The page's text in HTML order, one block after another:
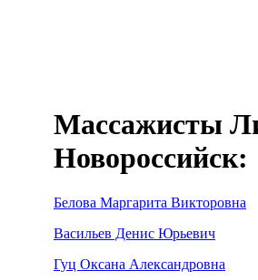
Массажисты
Новороссийск:
Белова Маргарита Викторовна
Васильев Денис Юрьевич
Гуц Оксана Александровна